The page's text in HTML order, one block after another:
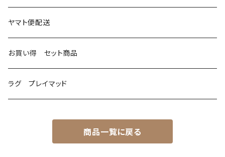
マフラー
ヤマト便配送
お買い得 セット商品
ラグ プレイマッド
商品一覧に戻る